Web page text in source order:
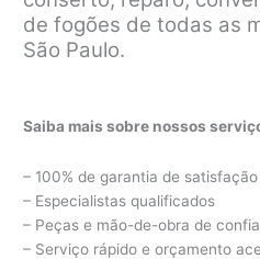
de fogões de todas as
São Paulo.
Saiba mais sobre nossos
– 100% de garantia de
– Especialistas qualificados
– Peças e mão-de-obra de
– Serviço rápido e orçamento